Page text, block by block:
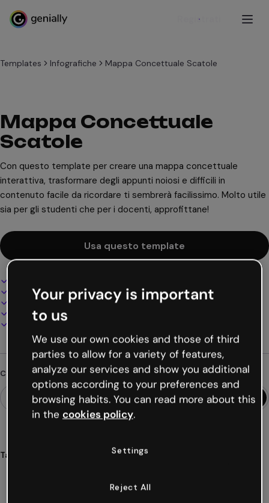
Registrati
Templates Infografiche Mappa Concettuale Scatole
Mappa Concettuale
Scatole
Con questo template per creare una mappa concettuale
interattiva, trasformare degli appunti noiosi e difficili in
contenuto facile da ricordare ti sembrerà facilissimo. Molto utile
sia per gli studenti che per i docenti, approfittane!
Usa questo template
100% personalizzabile
Aggiungi audio, video e multimedia
Presenta, condividi o pubblica online
Scarica in PDF, MP4 e altri formati
Cerchi qualcosa di diverso?
Tags
Your privacy is important
to us
We use our own cookies and those of third
parties to allow for a variety of features,
analyze our services and show you additional
options according to your preferences and
browsing habits. You can read more about this
in the cookies policy.
Settings
Reject All